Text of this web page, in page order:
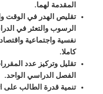
المقدمة لهما.
تقليص الهدر في الوقت
الرسوب والتعثر في
نفسية واجتماعية
كاملا.
تقليل وتركيز عدد
الفصل الدراسي الواحد.
تنمية قدرة الطالب على